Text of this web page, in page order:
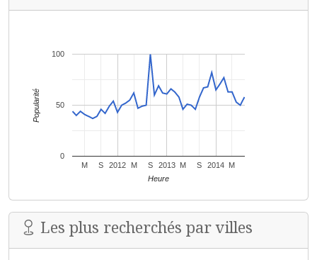
2012 2013 2014
M S M S M S M
0
50
100
Heure
Popularité
Les plus recherchés par villes